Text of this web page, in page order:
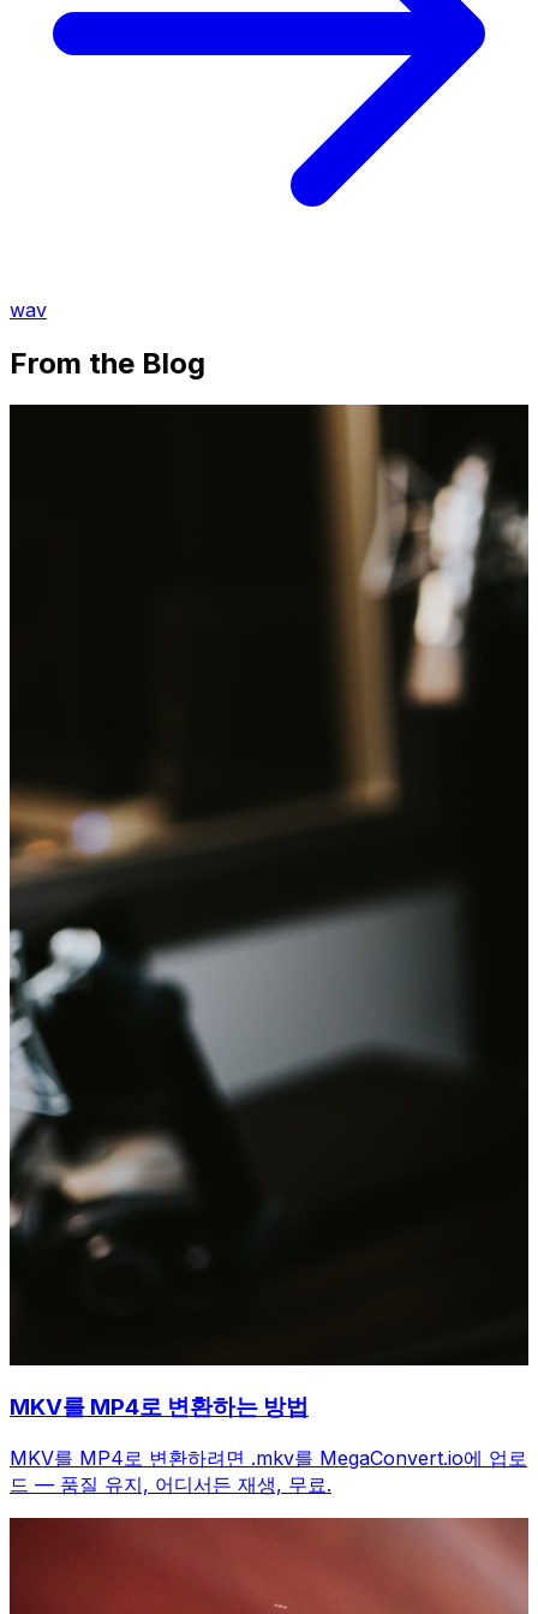
wav
From the Blog
MKV를 MP4로 변환하는 방법
MKV를 MP4로 변환하려면 .mkv를 MegaConvert.io에 업로
드 — 품질 유지, 어디서든 재생, 무료.